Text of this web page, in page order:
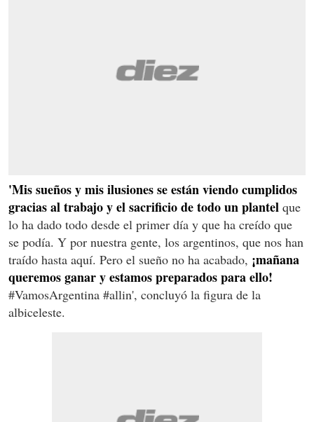
'Mis sueños y mis ilusiones se están viendo cumplidos
gracias al trabajo y el sacrificio de todo un plantel que
lo ha dado todo desde el primer día y que ha creído que
se podía. Y por nuestra gente, los argentinos, que nos han
traído hasta aquí. Pero el sueño no ha acabado, ¡mañana
queremos ganar y estamos preparados para ello!
#VamosArgentina #allin', concluyó la figura de la
albiceleste.